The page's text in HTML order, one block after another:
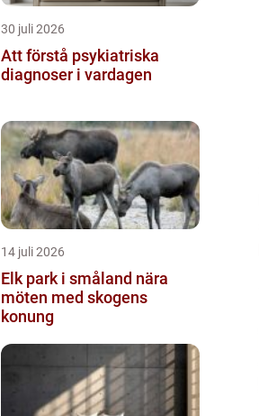
30 juli 2026
Att förstå psykiatriska
diagnoser i vardagen
14 juli 2026
Elk park i småland nära
möten med skogens
konung